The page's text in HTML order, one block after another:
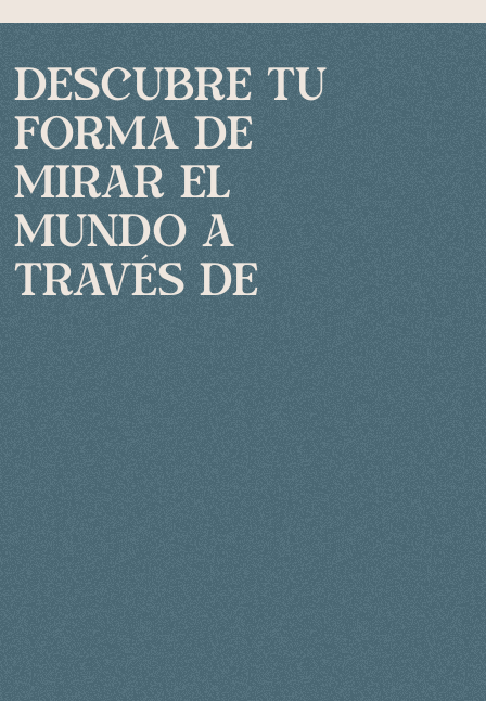
descubre tu
forma de
mirar el
mundo a
través de